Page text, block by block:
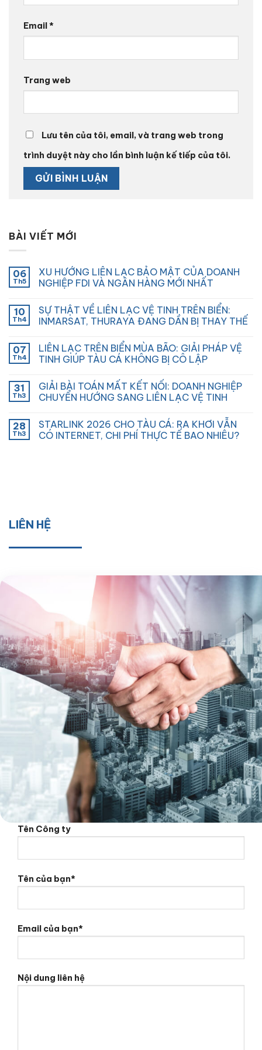
Email*
Trang web
Lưu tên của tôi, email, và trang web trong
trình duyệt này cho lần bình luận kế tiếp của tôi.
BÀI VIẾT MỚI
06
Th5
XU HƯỚNG LIÊN LẠC BẢO MẬT CỦA DOANH
NGHIỆP FDI VÀ NGÂN HÀNG MỚI NHẤT
10
Th4
SỰ THẬT VỀ LIÊN LẠC VỆ TINH TRÊN BIỂN:
INMARSAT, THURAYA ĐANG DẦN BỊ THAY THẾ
07
Th4
LIÊN LẠC TRÊN BIỂN MÙA BÃO: GIẢI PHÁP VỆ
TINH GIÚP TÀU CÁ KHÔNG BỊ CÔ LẬP
31
Th3
GIẢI BÀI TOÁN MẤT KẾT NỐI: DOANH NGHIỆP
CHUYỂN HƯỚNG SANG LIÊN LẠC VỆ TINH
28
Th3
STARLINK 2026 CHO TÀU CÁ: RA KHƠI VẪN
CÓ INTERNET, CHI PHÍ THỰC TẾ BAO NHIÊU?
LIÊN HỆ
Tên Công ty
Tên của bạn*
Email của bạn*
Nội dung liên hệ